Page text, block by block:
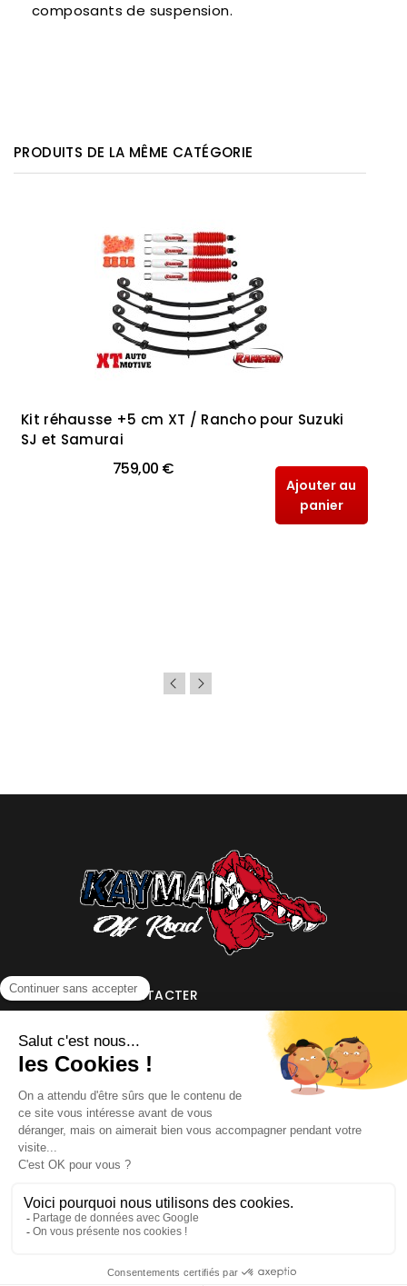
composants de suspension.
PRODUITS DE LA MÊME CATÉGORIE
Kit réhausse +5 cm XT / Rancho pour Suzuki
SJ et Samurai
759,00 €
Ajouter au
panier
NOUS CONTACTER
INFORMATIONS
NOS PARTENAIRES
HORAIRES D'OUVERTURE
Création site ecommerce : SFIlMentions Légales